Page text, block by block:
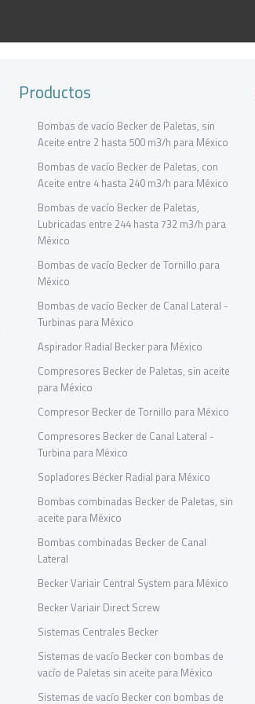
Productos
Bombas de vacío Becker de Paletas, sin
Aceite entre 2 hasta 500 m3/h para México
Bombas de vacío Becker de Paletas, con
Aceite entre 4 hasta 240 m3/h para México
Bombas de vacío Becker de Paletas,
Lubricadas entre 244 hasta 732 m3/h para
México
Bombas de vacío Becker de Tornillo para
México
Bombas de vacío Becker de Canal Lateral -
Turbinas para México
Aspirador Radial Becker para México
Compresores Becker de Paletas, sin aceite
para México
Compresor Becker de Tornillo para México
Compresores Becker de Canal Lateral -
Turbina para México
Sopladores Becker Radial para México
Bombas combinadas Becker de Paletas, sin
aceite para México
Bombas combinadas Becker de Canal
Lateral
Becker Variair Central System para México
Becker Variair Direct Screw
Sistemas Centrales Becker
Sistemas de vacío Becker con bombas de
vacío de Paletas sin aceite para México
Sistemas de vacío Becker con bombas de